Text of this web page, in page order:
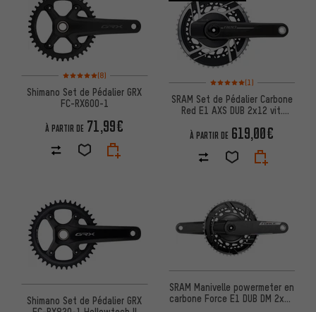
Note moyenne : 5 sur 5 d'après 8 avis
(8)
Shimano Set de Pédalier GRX
FC-RX600-1
À PARTIR DE 71,99€
Note moyenne : 5 sur 5
(1)
SRAM Set de Pédalier Carbone
Red E1 AXS DUB 2x12 vit.
À PARTIR DE 619,00€
Shimano Set de Pédalier GRX
SRAM Manivelle powermeter en
carbone Force E1 DUB DM 2x12